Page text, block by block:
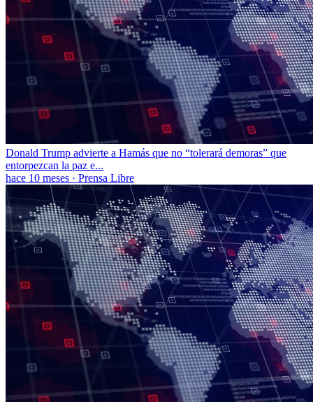
Donald Trump advierte a Hamás que no “tolerará demoras” que
entorpezcan la paz e...
hace 10 meses · Prensa Libre